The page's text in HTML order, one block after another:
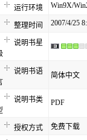
运行环境 Win9X/
整理时间 2007/4/25
说明书星
说明书语
简体中文
说明书类
PDF
授权方式 免费下载